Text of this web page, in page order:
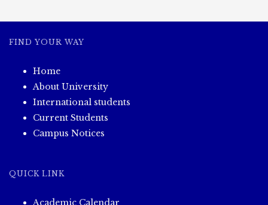
FIND YOUR WAY
Home
About University
International students
Current Students
Campus Notices
QUICK LINK
Academic Calendar